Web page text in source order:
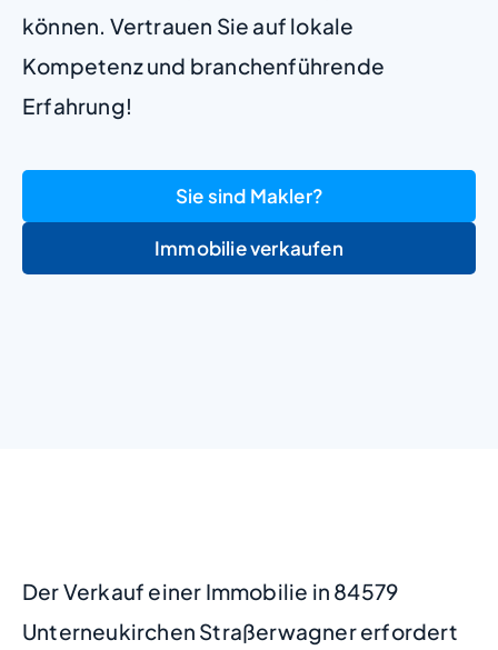
können. Vertrauen Sie auf lokale
Kompetenz und branchenführende
Erfahrung!
Sie sind Makler?
Immobilie verkaufen
Der Verkauf einer Immobilie in 84579
Unterneukirchen Straßerwagner erfordert